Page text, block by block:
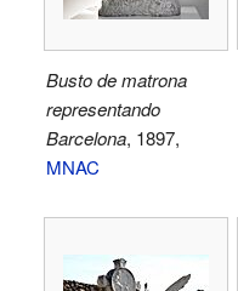
Busto de matrona
representando
Barcelona, 1897,
MNAC